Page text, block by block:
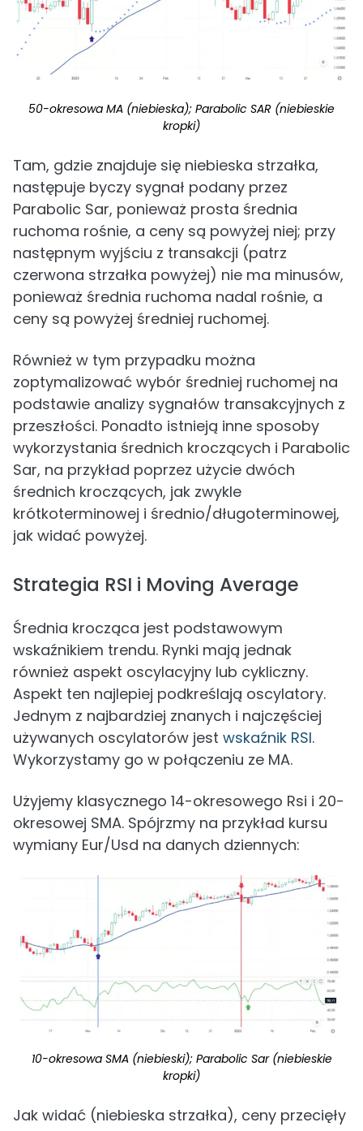
50-okresowa MA (niebieska); Parabolic SAR (niebieskie
kropki)
Tam, gdzie znajduje się niebieska strzałka,
następuje byczy sygnał podany przez
Parabolic Sar, ponieważ prosta średnia
ruchoma rośnie, a ceny są powyżej niej; przy
następnym wyjściu z transakcji (patrz
czerwona strzałka powyżej) nie ma minusów,
ponieważ średnia ruchoma nadal rośnie, a
ceny są powyżej średniej ruchomej.
Również w tym przypadku można
zoptymalizować wybór średniej ruchomej na
podstawie analizy sygnałów transakcyjnych z
przeszłości. Ponadto istnieją inne sposoby
wykorzystania średnich kroczących i Parabolic
Sar, na przykład poprzez użycie dwóch
średnich kroczących, jak zwykle
krótkoterminowej i średnio/długoterminowej,
jak widać powyżej.
Strategia RSI i Moving Average
Średnia krocząca jest podstawowym
wskaźnikiem trendu. Rynki mają jednak
również aspekt oscylacyjny lub cykliczny.
Aspekt ten najlepiej podkreślają oscylatory.
Jednym z najbardziej znanych i najczęściej
używanych oscylatorów jest wskaźnik RSI.
Wykorzystamy go w połączeniu ze MA.
Użyjemy klasycznego 14-okresowego Rsi i 20-
okresowej SMA. Spójrzmy na przykład kursu
wymiany Eur/Usd na danych dziennych:
10-okresowa SMA (niebieski); Parabolic Sar (niebieskie
kropki)
Jak widać (niebieska strzałka), ceny przecięły